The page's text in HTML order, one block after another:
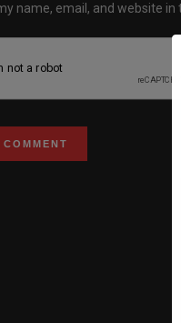
name, email, and website